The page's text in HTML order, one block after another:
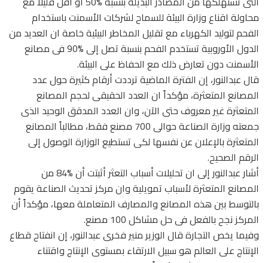
محاولة اقناع وزارة البيئة للسماح لشركات الأسمنت باستخدام
الفحم لتوليد الكهرباء مع تقليل المخاطر البيئية خاصة ان العديد من
الدول الأوروبية تستخدم الفحم بنسبة تصل إلى %90 فى مصانع
الأسمنت دون تعارض ذلك مع الحفاظ على البيئة.
قال عبدالنور، إن الفترة الماضية ترددت أرقام كثيرة حول عدد
المصانع المتعثرة، مؤكداً ان العدد الحقيقى لحجم المصانع
المتعثرة غير معروف حتى الآن، وان العدد المدقق الوحيد الذى
جمعته وزارة الصناعة حوالى 700 مصنع فقط، مطالباً المصانع
المتعثرة بالإعلان عن نفسها لكى تستطيع الوزارة الوصول إلى
الرقم الصحيح.
أشار عبدالنور إلى ان تحليلات أسباب التعثر أثبتت أن %84 من
المصانع المتعثرة لأسباب تمويلية وان مركز تحديث الصناعة يقوم
بالتوسط بين هذه المصانع والمصارف المتعاملة معها، مؤكداً أن
المركز نجح بالفعل فى حل مشاكل 100 مصنع.
وفيما يخص التجارة قال الوزير منير فخرى عبدالنور، إن انفتاح قطاع
الإنتاج على العالم هو سبيل الارتقاء بمستوى الإنتاج واقتناء